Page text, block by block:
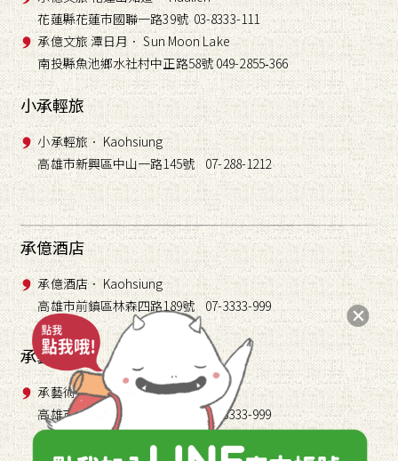
花蓮縣花蓮市國聯一路39號 03-8333-111
承億文旅 潭日月． Sun Moon Lake
南投縣魚池鄉水社村中正路58號 049-2855-366
小承輕旅
小承輕旅． Kaohsiung
高雄市新興區中山一路145號 07-288-1212
承億酒店
承億酒店． Kaohsiung
高雄市前鎮區林森四路189號 07-3333-999
承藝術
承藝術． TAI Gallery
高雄市前鎮區林森四路189號 07-3333-999